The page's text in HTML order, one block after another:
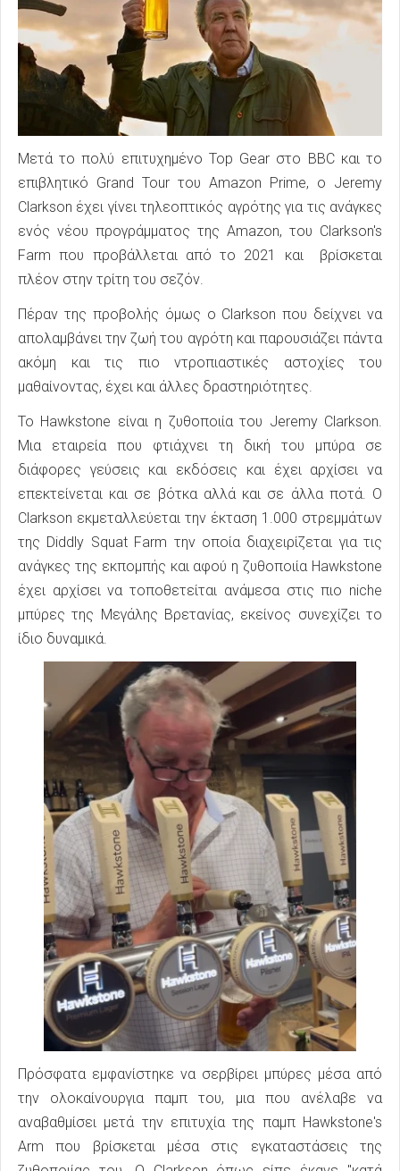
Μετά το πολύ επιτυχημένο Top Gear στο BBC και το
επιβλητικό Grand Tour του Amazon Prime, ο Jeremy
Clarkson έχει γίνει τηλεοπτικός αγρότης για τις ανάγκες
ενός νέου προγράμματος της Amazon, του Clarkson's
Farm που προβάλλεται από το 2021 και βρίσκεται
πλέον στην τρίτη του σεζόν.
Πέραν της προβολής όμως ο Clarkson που δείχνει να
απολαμβάνει την ζωή του αγρότη και παρουσιάζει πάντα
ακόμη και τις πιο ντροπιαστικές αστοχίες του
μαθαίνοντας, έχει και άλλες δραστηριότητες.
Το Hawkstone είναι η ζυθοποιία του Jeremy Clarkson.
Μια εταιρεία που φτιάχνει τη δική του μπύρα σε
διάφορες γεύσεις και εκδόσεις και έχει αρχίσει να
επεκτείνεται και σε βότκα αλλά και σε άλλα ποτά. Ο
Clarkson εκμεταλλεύεται την έκταση 1.000 στρεμμάτων
της Diddly Squat Farm την οποία διαχειρίζεται για τις
ανάγκες της εκπομπής και αφού η ζυθοποιία Hawkstone
έχει αρχίσει να τοποθετείται ανάμεσα στις πιο niche
μπύρες της Μεγάλης Βρετανίας, εκείνος συνεχίζει το
ίδιο δυναμικά.
Πρόσφατα εμφανίστηκε να σερβίρει μπύρες μέσα από
την ολοκαίνουργια παμπ του, μια που ανέλαβε να
αναβαθμίσει μετά την επιτυχία της παμπ Hawkstone's
Arm που βρίσκεται μέσα στις εγκαταστάσεις της